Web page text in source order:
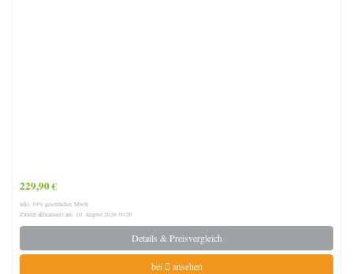
229,90 €
inkl. 19% gesetzlicher MwSt.
Zuletzt aktualisiert am: 10. August 2026 10:29
Details & Preisvergleich
bei ansehen